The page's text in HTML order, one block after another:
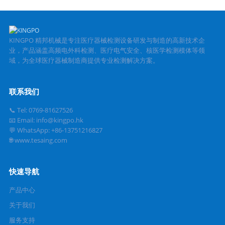
KINGPO 精邦机械是专注医疗器械检测设备研发与制造的高新技术企
业，产品涵盖高频电外科检测、医疗电气安全、核医学检测模体等领
域，为全球医疗器械制造商提供专业检测解决方案。
联系我们
📞 Tel: 0769-81627526
📧 Email: info@kingpo.hk
💬 WhatsApp: +86-13751216827
🌐 www.tesaing.com
快速导航
产品中心
关于我们
服务支持